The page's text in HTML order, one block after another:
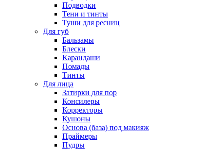
Подводки
Тени и тинты
Туши для ресниц
Для губ
Бальзамы
Блески
Карандаши
Помады
Тинты
Для лица
Затирки для пор
Консилеры
Корректоры
Кушоны
Основа (база) под макияж
Праймеры
Пудры